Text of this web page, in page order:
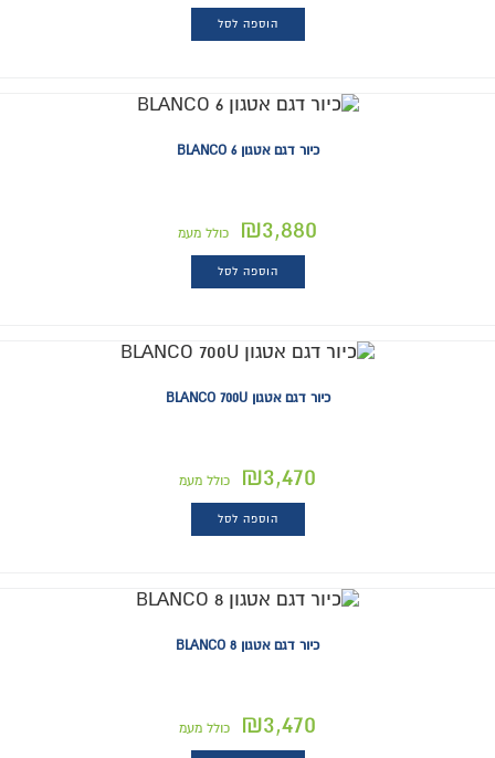
הוספה לסל
כיור דגם אטגון BLANCO 6
₪3,880 כולל מעמ
הוספה לסל
כיור דגם אטגון BLANCO 700U
₪3,470 כולל מעמ
הוספה לסל
כיור דגם אטגון BLANCO 8
₪3,470 כולל מעמ